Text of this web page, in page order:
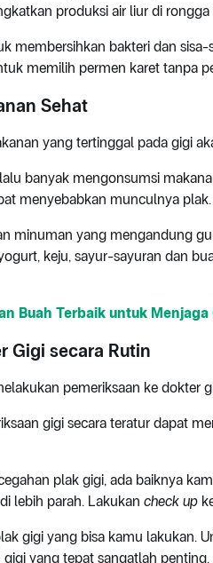
produksi air liur di
membersihkan bakteri dan
memilih permen karet tanpa
Sehat
yang tertinggal pada gigi
banyak mengonsumsi
menyebabkan munculnya plak.
minuman yang mengandung
keju, sayur-sayuran dan
Buah Terbaik untuk
Gigi secara Rutin
pemeriksaan ke dokter
gigi secara teratur dapat
plak gigi, ada baiknya
lebih parah. Lakukan check up
gigi yang bisa kamu lakukan.
yang tepat sangatlah